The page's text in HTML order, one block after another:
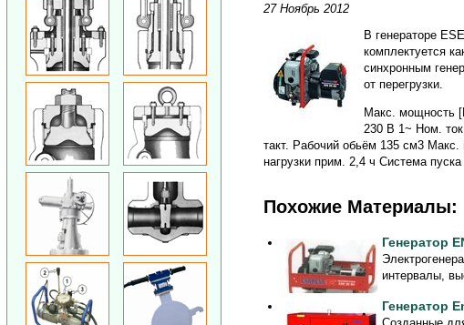
27 Ноябрь 2012
В генераторе
комплектуется
синхронным
от перегрузки.
Макс. мощность
230 В 1~ Ном.
такт. Рабочий обьём 135 cм3
нагрузки прим. 2,4 ч Система
Похожие Материалы:
Генератор
интервалы,
Генератор